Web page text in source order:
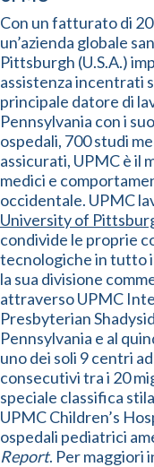
Con un fatturato di
un’azienda globale
Pittsburgh (U.S.A.)
assistenza incentrati
principale datore di
Pennsylvania con i
ospedali, 700 studi
assicurati, UPMC è il
medici e
occidentale. UPMC
University of
condivide le proprie
tecnologiche in tutto
la sua divisione
attraverso UPMC
Presbyterian
Pennsylvania e al
uno dei soli 9 centri
consecutivi tra i 20
speciale classifica
UPMC Children’s
ospedali pediatrici
Report. Per maggiori